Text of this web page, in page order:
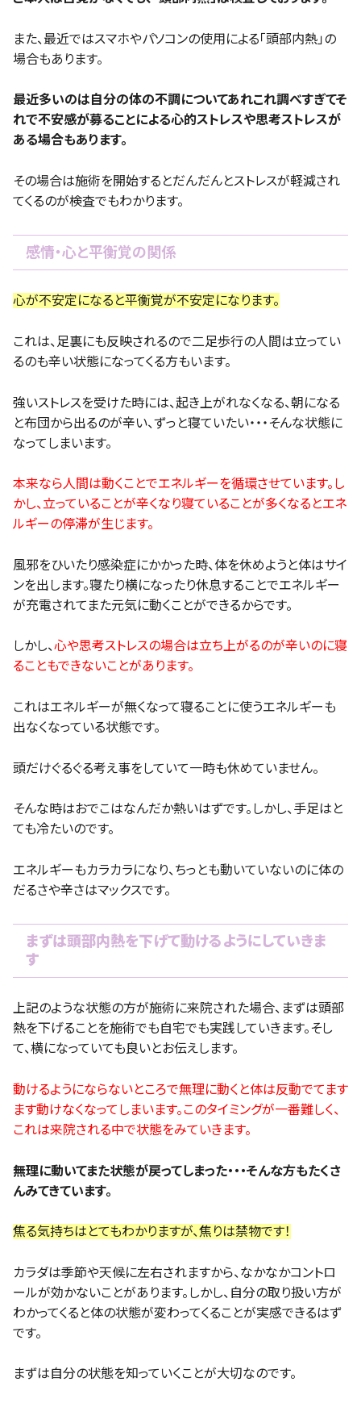
また、最近ではスマホやパソコンの使用による「頭部内熱」の
場合もあります。
最近多いのは自分の体の不調についてあれこれ調べすぎてそ
れで不安感が募ることによる心的ストレスや思考ストレスが
ある場合もあります。
その場合は施術を開始するとだんだんとストレスが軽減され
てくるのが検査でもわかります。
感情・心と平衡覚の関係
心が不安定になると平衡覚が不安定になります。
これは、足裏にも反映されるので二足歩行の人間は立ってい
るのも辛い状態になってくる方もいます。
強いストレスを受けた時には、起き上がれなくなる、朝になる
と布団から出るのが辛い、ずっと寝ていたい・・・そんな状態に
なってしまいます。
本来なら人間は動くことでエネルギーを循環させています。し
かし、立っていることが辛くなり寝ていることが多くなるとエネ
ルギーの停滞が生じます。
風邪をひいたり感染症にかかった時、体を休めようと体はサイ
ンを出します。寝たり横になったり休息することでエネルギー
が充電されてまた元気に動くことができるからです。
しかし、心や思考ストレスの場合は立ち上がるのが辛いのに寝
ることもできないことがあります。
これはエネルギーが無くなって寝ることに使うエネルギーも
出なくなっている状態です。
頭だけぐるぐる考え事をしていて一時も休めていません。
そんな時はおでこはなんだか熱いはずです。しかし、手足はと
ても冷たいのです。
エネルギーもカラカラになり、ちっとも動いていないのに体の
だるさや辛さはマックスです。
まずは頭部内熱を下げて動けるようにしていきま
す
上記のような状態の方が施術に来院された場合、まずは頭部
熱を下げることを施術でも自宅でも実践していきます。そし
て、横になっていても良いとお伝えします。
動けるようにならないところで無理に動くと体は反動でてます
ます動けなくなってしまいます。このタイミングが一番難しく、
これは来院される中で状態をみていきます。
無理に動いてまた状態が戻ってしまった・・・そんな方もたくさ
んみてきています。
焦る気持ちはとてもわかりますが、焦りは禁物です！
カラダは季節や天候に左右されますから、なかなかコントロ
ールが効かないことがあります。しかし、自分の取り扱い方が
わかってくると体の状態が変わってくることが実感できるはず
です。
まずは自分の状態を知っていくことが大切なのです。